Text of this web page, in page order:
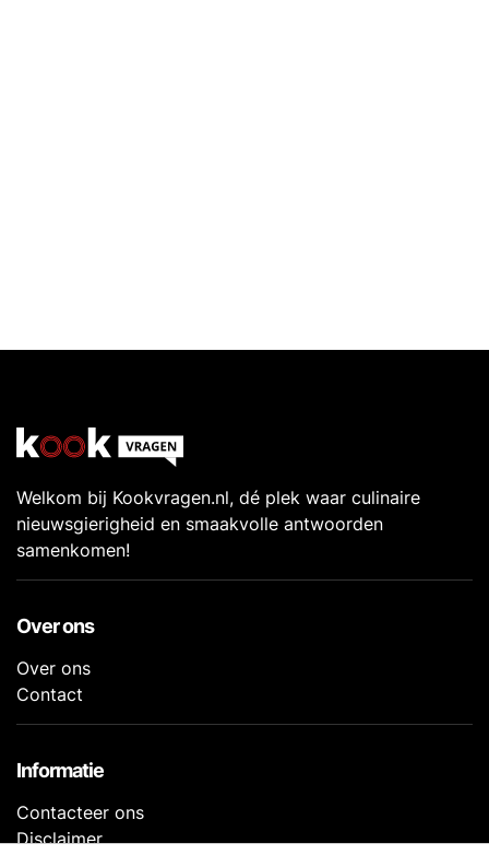
Welkom bij Kookvragen.nl, dé plek waar culinaire
nieuwsgierigheid en smaakvolle antwoorden
samenkomen!
Over ons
Over ons
Contact
Informatie
Contacteer ons
Disclaimer